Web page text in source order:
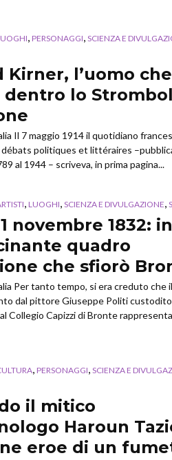
, PERSONAGGI, SCIENZA E
Kirner, l’uomo che
dentro lo
Il 7 maggio 1914 il quotidiano
débats politiques et littéraires
al 1944 – scriveva, in prima pagina...
, LUOGHI, SCIENZA E DIVULGAZIONE,
novembre 1832:
quadro
che sfiorò
Per tanto tempo, si era creduto che il
dal pittore Giuseppe Politi custodito
Collegio Capizzi di Bronte
, PERSONAGGI, SCIENZA E
il mitico
Haroun
eroe di un